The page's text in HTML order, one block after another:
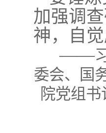
加强调
神，自
——
委会、国
院党组